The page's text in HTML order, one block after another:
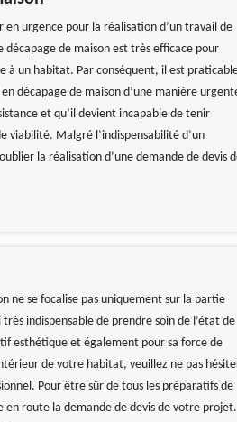
en urgence pour la réalisation d’un travail de
décapage de maison est très efficace pour
à un habitat. Par conséquent, il est
décapage de maison d’une manière
et qu’il devient incapable de tenir
viabilité. Malgré l’indispensabilité d’un
la réalisation d’une demande de devis
ne se focalise pas uniquement sur la partie
indispensable de prendre soin de l’état de
esthétique et également pour sa force de
de votre habitat, veuillez ne pas
Pour être sûr de tous les préparatifs de
en route la demande de devis de votre projet.